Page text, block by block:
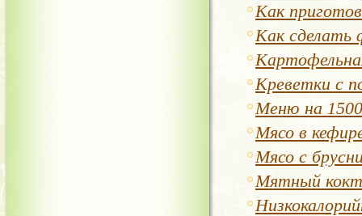
Как
Как сделать
Креветки с
Меню на
Мясо в
Мясо с
Мятный